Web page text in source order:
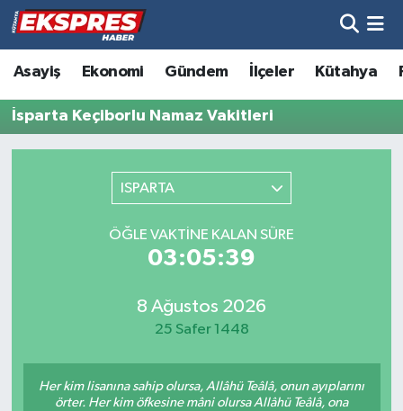
Asayiş Ekonomi Gündem İlçeler Kütahya
İsparta Keçiborlu Namaz Vakitleri
ISPARTA
ÖĞLE VAKTINE KALAN SÜRE
03:05:39
8 Ağustos 2026
25 Safer 1448
Her kim lisanına sahip olursa, Allâhü Teâlâ, onun ayıplarını
örter. Her kim öfkesine mâni olursa Allâhü Teâlâ, ona
Altıntaş
Asayiş
Biyografiler
Çavdarhisar
Dumlupınar
Hava Durumu
Trafik Durumu
Tüm Manşetler
Son Dakika Haberleri